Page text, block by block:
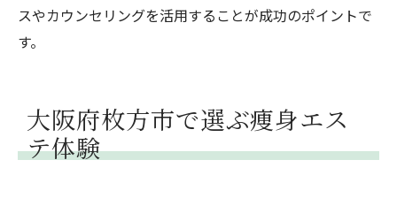
スやカウンセリングを活用することが成功のポイントで
す。
大阪府枚方市で選ぶ痩身エス
テ体験